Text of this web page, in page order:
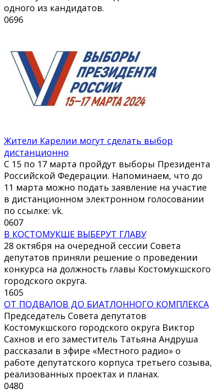
одного из кандидатов.
0696
Жители Карелии могут сделать выбор
дистанционно
С 15 по 17 марта пройдут выборы Президента
Российской Федерации. Напоминаем, что до
11 марта можно подать заявление на участие
в дистанционном электронном голосовании
по ссылке: vk.
0607
В КОСТОМУКШЕ ВЫБЕРУТ ГЛАВУ
28 октября на очередной сессии Совета
депутатов приняли решение о проведении
конкурса на должность главы Костомукшского
городского округа.
1605
ОТ ПОДВАЛОВ ДО БИАТЛОННОГО КОМПЛЕКСА
Председатель Совета депутатов
Костомукшского городского округа Виктор
Сахнов и его заместитель Татьяна Андруша
рассказали в эфире «Местного радио» о
работе депутатского корпуса третьего созыва,
реализованных проектах и планах.
0480